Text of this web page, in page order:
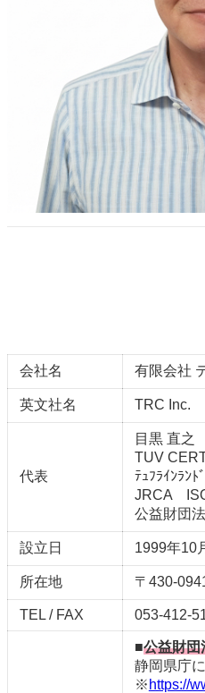
会社名 有限会社
英文社名 TRC Inc.
代表
目黒 直之
TUV
ﾃｭﾌﾗｲﾝﾗﾝ
JRCA
公益財団
設立日 1999年10
所在地 〒430-
TEL / FAX 053-412-
■公益財団
静岡県庁
※ https://